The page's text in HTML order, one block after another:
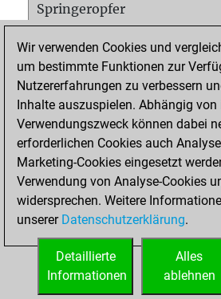
Springeropfer
Matt auf vollem Brett
Bauer setzt Matt
Erstickte Matts
Unterverwandlungen
Türme auf der siebten
STARTSEITE
Wir verwenden Cookies und
um bestimmte Funktionen zur
Nutzererfahrungen zu verbessern
Inhalte auszuspielen. Abhängig von
Verwendungszweck können dabei
erforderlichen Cookies auch
Marketing-Cookies eingesetzt
Verwendung von Analyse-Cookies
widersprechen. Weitere
unserer Datenschutzerklärung.
Alles
ablehnen
Detaillierte
Informationen